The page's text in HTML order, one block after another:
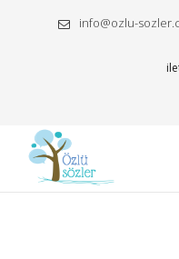
info@ozlu-